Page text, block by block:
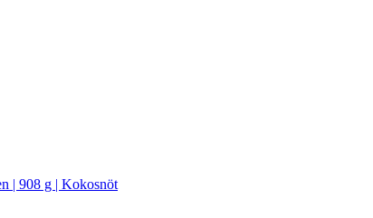
| 908 g | Kokosnöt